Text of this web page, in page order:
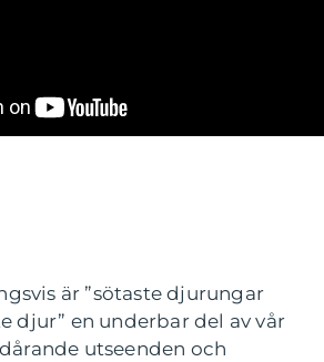
är ”sötaste djurungar
djur” en underbar del av vår
utseenden och